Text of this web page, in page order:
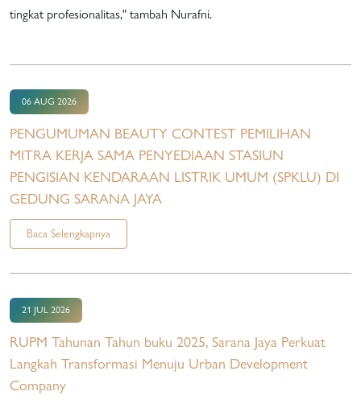
tingkat profesionalitas," tambah Nurafni.
06 AUG 2026
PENGUMUMAN BEAUTY CONTEST PEMILIHAN
MITRA KERJA SAMA PENYEDIAAN STASIUN
PENGISIAN KENDARAAN LISTRIK UMUM (SPKLU) DI
GEDUNG SARANA JAYA
Baca Selengkapnya
21 JUL 2026
RUPM Tahunan Tahun buku 2025, Sarana Jaya Perkuat
Langkah Transformasi Menuju Urban Development
Company